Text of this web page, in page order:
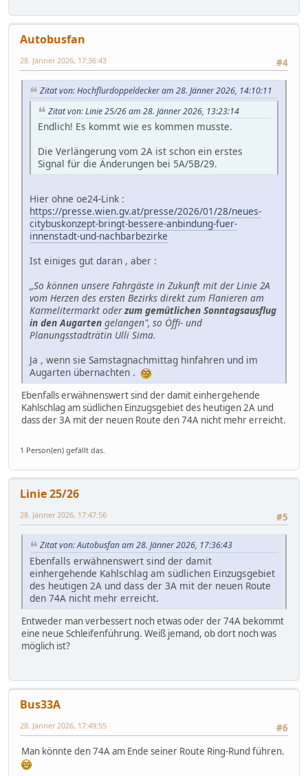
Autobusfan
#4
28. Jänner 2026, 17:36:43
Zitat von: Hochflurdoppeldecker am 28. Jänner 2026, 14:10:11
Zitat von: Linie 25/26 am 28. Jänner 2026, 13:23:14
Endlich! Es kommt wie es kommen musste.
Die Verlängerung vom 2A ist schon ein erstes
Signal für die Änderungen bei 5A/5B/29.
Hier ohne oe24-Link :
https://presse.wien.gv.at/presse/2026/01/28/neues-
citybuskonzept-bringt-bessere-anbindung-fuer-
innenstadt-und-nachbarbezirke
Ist einiges gut daran , aber :
,,So können unsere Fahrgäste in Zukunft mit der Linie 2A
vom Herzen des ersten Bezirks direkt zum Flanieren am
Karmelitermarkt oderzum gemütlichen Sonntagsausflug
in den Augarten gelangen", so Öffi- und
Planungsstadträtin Ulli Sima.
Ja , wenn sie Samstagnachmittag hinfahren und im
Augarten übernachten .
Ebenfalls erwähnenswert sind der damit einhergehende
Kahlschlag am südlichen Einzugsgebiet des heutigen 2A und
dass der 3A mit der neuen Route den 74A nicht mehr erreicht.
1 Person(en) gefällt das.
Linie 25/26
#5
28. Jänner 2026, 17:47:56
Zitat von: Autobusfan am 28. Jänner 2026, 17:36:43
Ebenfalls erwähnenswert sind der damit
einhergehende Kahlschlag am südlichen Einzugsgebiet
des heutigen 2A und dass der 3A mit der neuen Route
den 74A nicht mehr erreicht.
Entweder man verbessert noch etwas oder der 74A bekommt
eine neue Schleifenführung. Weiß jemand, ob dort noch was
möglich ist?
Bus33A
#6
28. Jänner 2026, 17:49:55
Man könnte den 74A am Ende seiner Route Ring-Rund führen.